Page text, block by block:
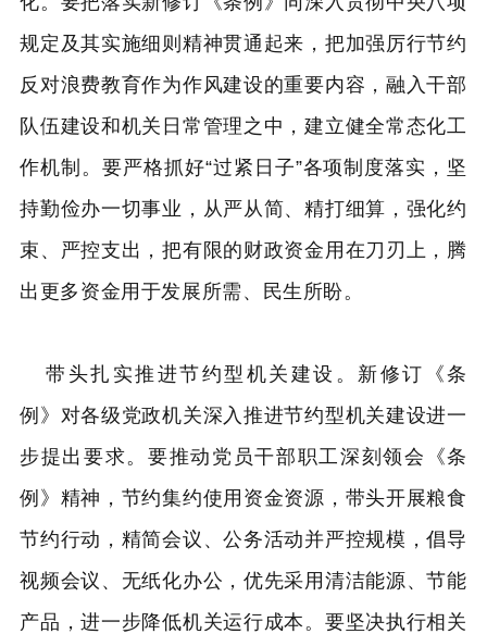
规定及其实施细则精神贯通起来，把加强厉行节约
反对浪费教育作为作风建设的重要内容，融入干部
队伍建设和机关日常管理之中，建立健全常态化工
作机制。要严格抓好“过紧日子”各项制度落实，坚
持勤俭办一切事业，从严从简、精打细算，强化约
束、严控支出，把有限的财政资金用在刀刃上，腾
出更多资金用于发展所需、民生所盼。
带头扎实推进节约型机关建设。新修订《条
例》对各级党政机关深入推进节约型机关建设进一
步提出要求。要推动党员干部职工深刻领会《条
例》精神，节约集约使用资金资源，带头开展粮食
节约行动，精简会议、公务活动并严控规模，倡导
视频会议、无纸化办公，优先采用清洁能源、节能
产品，进一步降低机关运行成本。要坚决执行相关